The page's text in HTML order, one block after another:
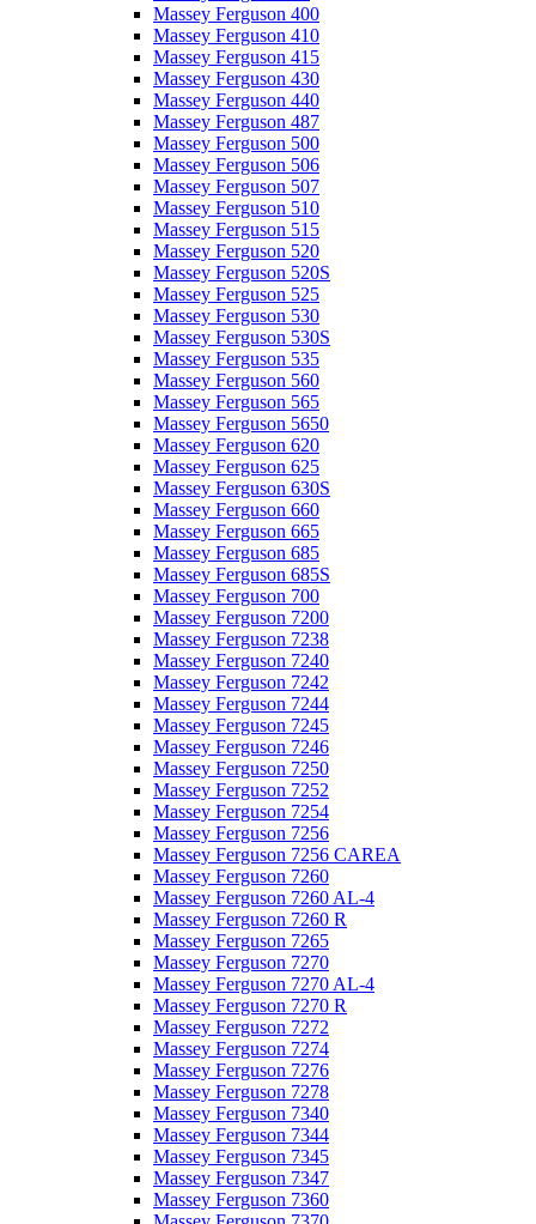
Massey Ferguson 400
Massey Ferguson 410
Massey Ferguson 415
Massey Ferguson 430
Massey Ferguson 440
Massey Ferguson 487
Massey Ferguson 500
Massey Ferguson 506
Massey Ferguson 507
Massey Ferguson 510
Massey Ferguson 515
Massey Ferguson 520
Massey Ferguson 520S
Massey Ferguson 525
Massey Ferguson 530
Massey Ferguson 530S
Massey Ferguson 535
Massey Ferguson 560
Massey Ferguson 565
Massey Ferguson 5650
Massey Ferguson 620
Massey Ferguson 625
Massey Ferguson 630S
Massey Ferguson 660
Massey Ferguson 665
Massey Ferguson 685
Massey Ferguson 685S
Massey Ferguson 700
Massey Ferguson 7200
Massey Ferguson 7238
Massey Ferguson 7240
Massey Ferguson 7242
Massey Ferguson 7244
Massey Ferguson 7245
Massey Ferguson 7246
Massey Ferguson 7250
Massey Ferguson 7252
Massey Ferguson 7254
Massey Ferguson 7256
Massey Ferguson 7256 CAREA
Massey Ferguson 7260
Massey Ferguson 7260 AL-4
Massey Ferguson 7260 R
Massey Ferguson 7265
Massey Ferguson 7270
Massey Ferguson 7270 AL-4
Massey Ferguson 7270 R
Massey Ferguson 7272
Massey Ferguson 7274
Massey Ferguson 7276
Massey Ferguson 7278
Massey Ferguson 7340
Massey Ferguson 7344
Massey Ferguson 7345
Massey Ferguson 7347
Massey Ferguson 7360